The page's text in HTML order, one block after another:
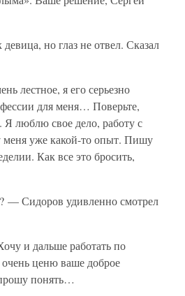
но глаз не отвел. Сказал
лестное, я его серьезно
для меня… Поверьте,
Я люблю свое дело, работу с
меня уже какой-то опыт. Пишу
Как все это бросить,
— Сидоров удивленно смотрел
и дальше работать по
ценю ваше доброе
понять…